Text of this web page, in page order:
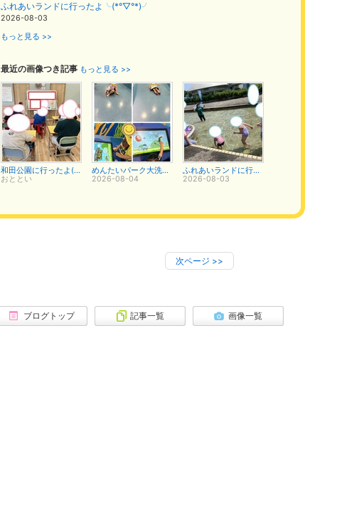
ふれあいランドに行ったよ╰(*°▽°*)╯
2026-08-03
もっと見る >>
最近の画像つき記事 もっと見る >>
和田公園に行ったよ(^^)v
おととい
めんたいパーク大洗に行きました⭐︎
2026-08-04
ふれあいランドに行ったよ╰(*°▽°*)╯
2026-08-03
次ページ >>
ブログトップ 記事一覧 画像一覧